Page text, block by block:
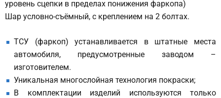
уровень сцепки в пределах понижения фаркопа)
Шар условно-съёмный, с креплением на 2 болтах.
ТСУ (фаркоп) устанавливается в штатные места
автомобиля, предусмотренные заводом –
изготовителем.
Уникальная многослойная технология покраски;
В комплектации изделий используются только